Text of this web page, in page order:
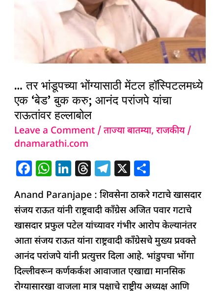
… तर भांडूपच्या भोंग्यासाठी मेंटल हॉस्पिटलमध्ये
एक ‘बेड’ बुक करु; आनंद परांजपे यांचा
राऊतांवर हल्लाबोल
Leave a Comment /ताज्या बातम्या,राजकीय/
dnamarathi.com
F
c
e
b
o
o
k
W
at
s
A
p
p
Li
k
e
dI
n
T
h
re
a
d
s
T
el
e
g
ra
m
X
ar
e
Anand Paranjape : शिवसेना ठाकरे गटाचे खासदार
संजय राऊत यांनी राष्ट्रवादी काँग्रेस अजित पवार गटाचे
खासदार प्रफुल पटेल यांच्यावर गंभीर आरोप केल्यानंतर
आता संजय राऊत यांना राष्ट्रवादी काँग्रेसचे मुख्य प्रवक्ते
आनंद परांजपे यांनी प्रत्युत्तर दिला आहे. भांडुपचा भोंगा
दिल्लीवरून कर्णकर्कश आवाजात एखाद्या मानसिक
रोग्यासारखा वाजला मात्र पक्षाचे राष्ट्रीय अध्यक्ष आणि
‘बेड’
यांचा
राऊतांवर
हल्लाबोल